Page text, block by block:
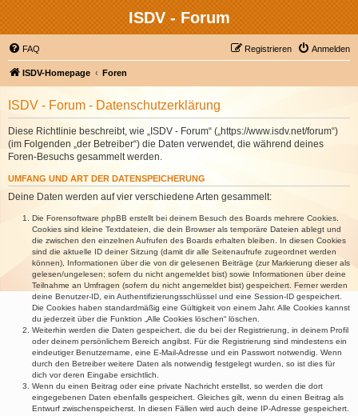
ISDV - Forum
FAQ Anmelden
Registrieren
ISDV-Homepage Foren
ISDV - Forum - Datenschutzerklärung
Diese Richtlinie beschreibt, wie „ISDV - Forum“ („https://www.isdv.net/forum“)
(im Folgenden „der Betreiber“) die Daten verwendet, die während deines
Foren-Besuchs gesammelt werden.
UMFANG UND ART DER DATENSPEICHERUNG
Deine Daten werden auf vier verschiedene Arten gesammelt:
Die Forensoftware phpBB erstellt bei deinem Besuch des Boards mehrere Cookies.
Cookies sind kleine Textdateien, die dein Browser als temporäre Dateien ablegt und
die zwischen den einzelnen Aufrufen des Boards erhalten bleiben. In diesen Cookies
sind die aktuelle ID deiner Sitzung (damit dir alle Seitenaufrufe zugeordnet werden
können), Informationen über die von dir gelesenen Beiträge (zur Markierung dieser als
gelesen/ungelesen; sofern du nicht angemeldet bist) sowie Informationen über deine
Teilnahme an Umfragen (sofern du nicht angemeldet bist) gespeichert. Ferner werden
deine Benutzer-ID, ein Authentifizierungsschlüssel und eine Session-ID gespeichert.
Die Cookies haben standardmäßig eine Gültigkeit von einem Jahr. Alle Cookies kannst
du jederzeit über die Funktion „Alle Cookies löschen“ löschen.
Weiterhin werden die Daten gespeichert, die du bei der Registrierung, in deinem Profil
oder deinem persönlichem Bereich angibst. Für die Registrierung sind mindestens ein
eindeutiger Benutzername, eine E-Mail-Adresse und ein Passwort notwendig. Wenn
durch den Betreiber weitere Daten als notwendig festgelegt wurden, so ist dies für
dich vor deren Eingabe ersichtlich.
Wenn du einen Beitrag oder eine private Nachricht erstellst, so werden die dort
eingegebenen Daten ebenfalls gespeichert. Gleiches gilt, wenn du einen Beitrag als
Entwurf zwischenspeicherst. In diesen Fällen wird auch deine IP-Adresse gespeichert.